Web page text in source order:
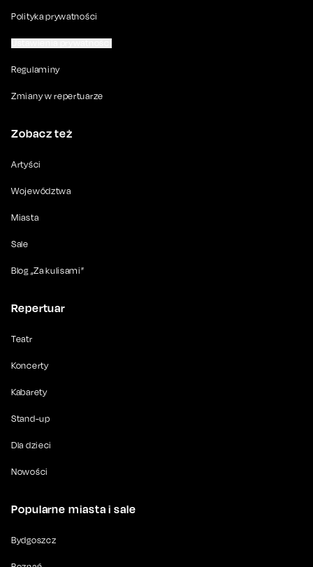
Polityka prywatności
Regulaminy
Zmiany w repertuarze
Zobacz też
Artyści
Województwa
Miasta
Sale
Blog „Za kulisami”
Repertuar
Teatr
Koncerty
Kabarety
Stand-up
Dla dzieci
Nowości
Popularne miasta i sale
Bydgoszcz